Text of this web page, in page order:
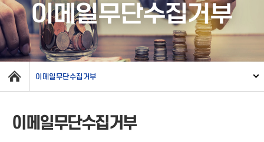
이메일무단수집거부
이메일무단수집거부
이메일무단수집거부